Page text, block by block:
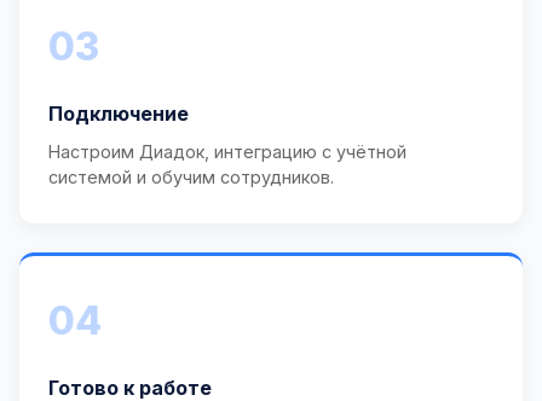
03
Подключение
Настроим Диадок, интеграцию с учётной
системой и обучим сотрудников.
04
Готово к работе